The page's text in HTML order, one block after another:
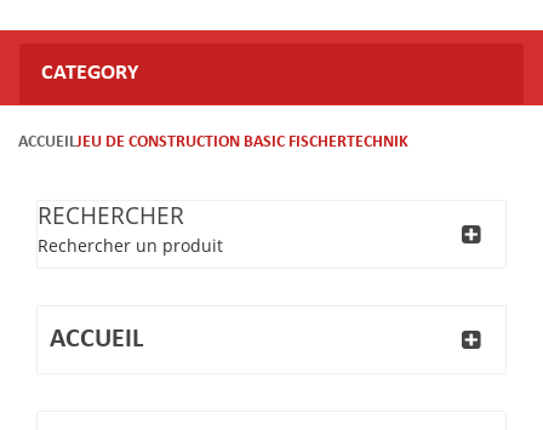
CATEGORY
ACCUEILJEU DE CONSTRUCTION BASIC FISCHERTECHNIK
RECHERCHER
Rechercher un produit
ACCUEIL